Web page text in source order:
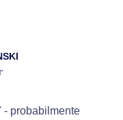
- probabilmente